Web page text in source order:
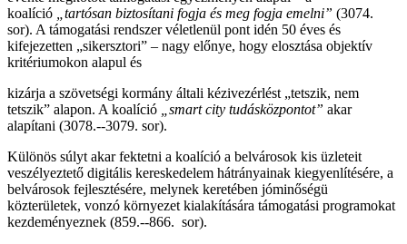
koalíció
„tartósan biztosítani fogja és meg fogja emelni” (3074.
sor). A támogatási rendszer véletlenül pont idén 50 éves és
kifejezetten „sikersztori” – nagy előnye, hogy elosztása objektív
kritériumokon alapul és
kizárja a szövetségi kormány általi kézivezérlést „tetszik, nem
tetszik” alapon. A koalíció
„smart city tudásközpontot” akar
alapítani (3078.-­‐3079. sor).
Különös súlyt akar fektetni a koalíció a belvárosok kis üzleteit
veszélyeztető digitális kereskedelem hátrányainak kiegyenlítésére, a
belvárosok fejlesztésére, melynek keretében jóminőségü
közterületek, vonzó környezet kialakítására támogatási programokat
kezdeményeznek (859.-­‐866. sor).